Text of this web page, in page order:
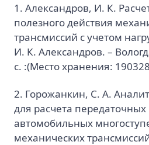
1. Александров, И. К.
полезного действия
трансмиссий с учетом
И. К. Александров. –
с. :(Место хранения:
2. Горожанкин, С. А.
для расчета передаточных
автомобильных
механических